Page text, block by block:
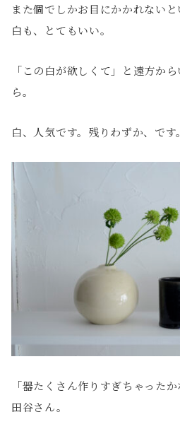
また個でしかお目にかかれない
白も、とてもいい。
「この白が欲しくて」と遠方か
ら。
白、人気です。残りわずか、です。
「器たくさん作りすぎちゃった
田谷さん。